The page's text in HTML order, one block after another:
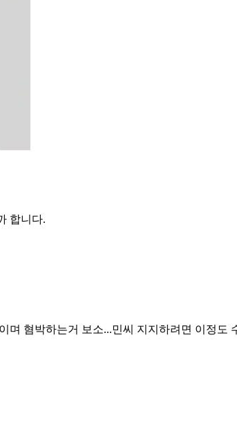
합니다.
며 혐박하는거 보소...민씨 지지하려면 이정도